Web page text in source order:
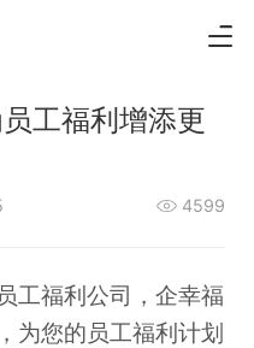
工福利增添更
4599
工福利公司，企幸福
，为您的员工福利计划